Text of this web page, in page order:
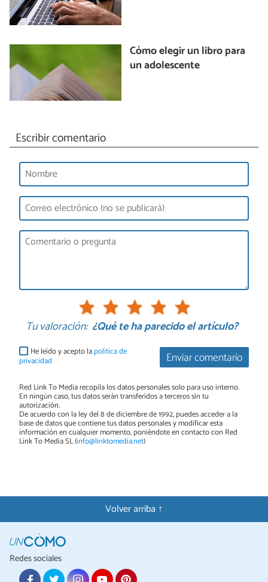
Cómo elegir un libro para
un adolescente
Escribir comentario
Tu valoración: ¿Qué te ha parecido el artículo?
Enviar comentario
He leído y acepto lapolítica de
privacidad
Red Link To Media recopila los datos personales solo para uso interno.
En ningún caso, tus datos serán transferidos a terceros sin tu
autorización.
De acuerdo con la ley del 8 de diciembre de 1992, puedes acceder a la
base de datos que contiene tus datos personales y modificar esta
información en cualquier momento, poniéndote en contacto con Red
Link To Media SL (info@linktomedia.net)
Volver arriba ↑
Redes sociales